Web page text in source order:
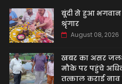
बूंदी से हुआ भगवान
श्रृंगार
August 08, 2026
खबर का असर
मौके पर पहुंचे
तत्काल कराई नाव